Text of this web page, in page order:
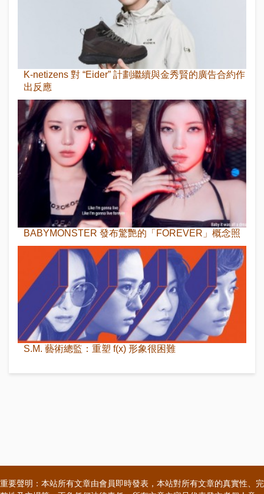
K-netizens 對 “Eider” 計劃繼續與金秀賢的廣告合約作
出反應
BABYMONSTER 發布驚艷的「FOREVER」概念照
S.M. 藝術總監：重塑 f(x) 形象很困難
重要聲明：本站所有文章由會員即時發表，本站對所有文章的真實性、完